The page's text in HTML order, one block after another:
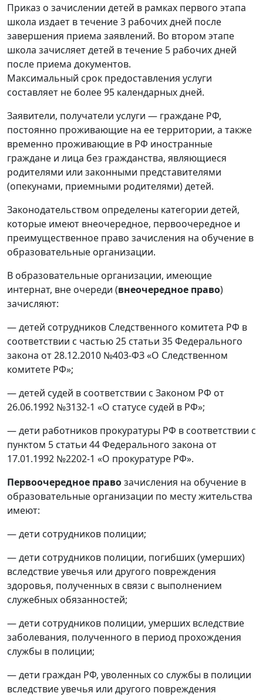
Приказ о зачислении детей в рамках первого этапа
школа издает в течение 3 рабочих дней после
завершения приема заявлений. Во втором этапе
школа зачисляет детей в течение 5 рабочих дней
после приема документов.
Максимальный срок предоставления услуги
составляет не более 95 календарных дней.
Заявители, получатели услуги — граждане РФ,
постоянно проживающие на ее территории, а также
временно проживающие в РФ иностранные
граждане и лица без гражданства, являющиеся
родителями или законными представителями
(опекунами, приемными родителями) детей.
Законодательством определены категории детей,
которые имеют внеочередное, первоочередное и
преимущественное право зачисления на обучение в
образовательные организации.
В образовательные организации, имеющие
интернат, вне очереди (внеочередное право)
зачисляют:
— детей сотрудников Следственного комитета РФ в
соответствии с частью 25 статьи 35 Федерального
закона от 28.12.2010 №403‑ФЗ «О Следственном
комитете РФ»;
— детей судей в соответствии с Законом РФ от
26.06.1992 №3132‑1 «О статусе судей в РФ»;
— дети работников прокуратуры РФ в соответствии с
пунктом 5 статьи 44 Федерального закона от
17.01.1992 №2202‑1 «О прокуратуре РФ».
Первоочередное правозачисления на обучение в
образовательные организации по месту жительства
имеют:
— дети сотрудников полиции;
— дети сотрудников полиции, погибших (умерших)
вследствие увечья или другого повреждения
здоровья, полученных в связи с выполнением
служебных обязанностей;
— дети сотрудников полиции, умерших вследствие
заболевания, полученного в период прохождения
службы в полиции;
— дети граждан РФ, уволенных со службы в полиции
вследствие увечья или другого повреждения